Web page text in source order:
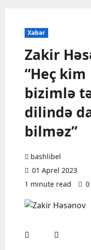
Xəbər
Zakir
“Heç kim
bizimlə
dilində
bilməz”
bashlibel
01 Aprel 2023
1 minute read
0